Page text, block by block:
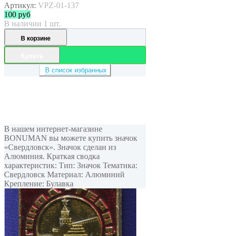
Артикул: VPZ-01-137
100 руб
В наличии 1 шт.
В корзине
В список избранных
В нашем интернет-магазине
BONUMAN вы можете купить значок
«Свердловск». Значок сделан из
Алюминия. Краткая сводка
характеристик: Тип: Значок Тематика:
Свердловск Материал: Алюминий
Крепление: Булавка